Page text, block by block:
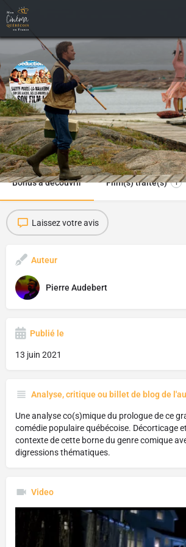
La Grande Séduction :
co(s)mique
Ciné-club en ligne - Mai 2021
Bonus à découvrir Film(s) traité(s) 1
Laissez votre avis
Auteur
Pierre Audebert
Publié le
13 juin 2021
Analyse, critique ou billet de blog de
Une analyse co(s)mique du prologue de ce
comédie populaire québécoise. Décorticage
contexte de cette borne du genre comique
digressions thématiques.
Video